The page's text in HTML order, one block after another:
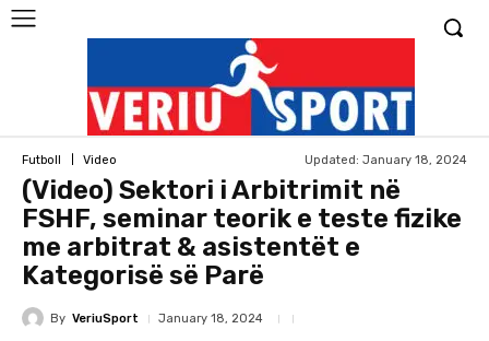
Futboll Video Updated: January 18, 2024
(Video) Sektori i Arbitrimit në
FSHF, seminar teorik e teste fizike
me arbitrat & asistentët e
Kategorisë së Parë
By VeriuSport January 18, 2024